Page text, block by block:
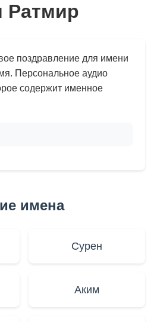
Ратмир
поздравление для имени
Персональное аудио
содержит именное
имена
Сурен
Аким